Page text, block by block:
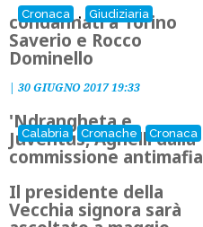
Cronaca
, Giudiziaria
condannati a Torino
Saverio e Rocco
Dominello
|30 GIUGNO 2017 19:33
Calabria Cronache Cronaca
'Ndrangheta e
Juventus, Agnelli dalla
commissione antimafia
Il presidente della
Vecchia signora sarà